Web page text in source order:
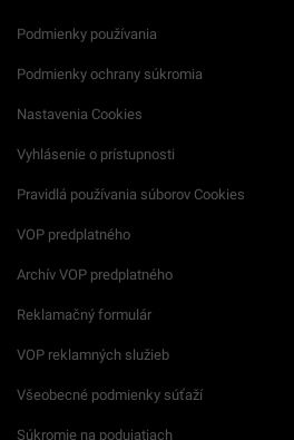
Podmienky používania
Podmienky ochrany súkromia
Nastavenia Cookies
Vyhlásenie o prístupnosti
Pravidlá používania súborov Cookies
VOP predplatného
Archív VOP predplatného
Reklamačný formulár
VOP reklamných služieb
Všeobecné podmienky súťaží
Súkromie na podujatiach